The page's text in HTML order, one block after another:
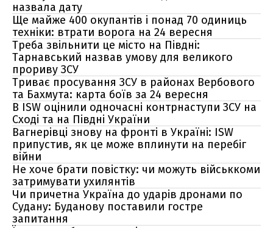
назвала дату
Ще майже 400 окупантів і понад 70 одиниць
техніки: втрати ворога на 24 вересня
Треба звільнити це місто на Півдні:
Тарнавський назвав умову для великого
прориву ЗСУ
Триває просування ЗСУ в районах Вербового
та Бахмута: карта боїв за 24 вересня
В ISW оцінили одночасні контрнаступи ЗСУ на
Сході та на Півдні України
Вагнерівці знову на фронті в Україні: ISW
припустив, як це може вплинути на перебіг
війни
Не хоче брати повістку: чи можуть військкоми
затримувати ухилянтів
Чи причетна Україна до ударів дронами по
Судану: Буданову поставили гостре
запитання